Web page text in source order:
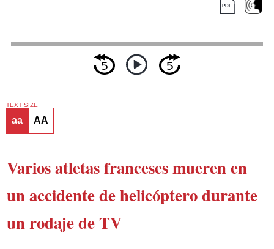
TEXT SIZE
aa AA
Varios atletas francesesmueren en
un accidente de helicópterodurante
un rodaje de TV